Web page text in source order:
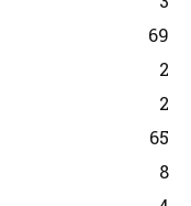
69
2
2
65
8